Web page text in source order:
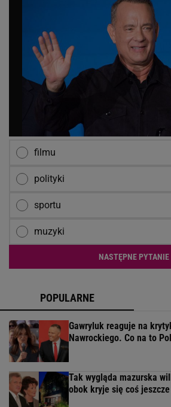
filmu
polityki
sportu
muzyki
NASTĘPNE PYTANIE
POPULARNE
Gawryluk reaguje na
Nawrockiego. Co na to
Tak wygląda mazurska
obok kryje się coś jeszcze